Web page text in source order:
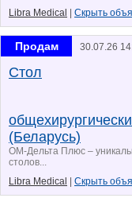
Libra Medical
Скрыть
Продам 30.07.26
Стол
(Беларусь)
ОМ-Дельта Плюс –
столов...
Libra Medical
Скрыть